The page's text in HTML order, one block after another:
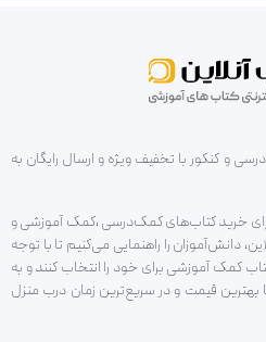
کنکور با تخفیف ویژه و ارسال رایگان به
برای خرید کتاب‌های کمک‌درسی ،کمک آموزشی و
دانش‌آموزان را راهنمایی می‌کنیم تا با توجه
کمک آموزشی برای خود را انتخاب کنند و به
بهترین قیمت و در سریع‌ترین زمان درب منزل